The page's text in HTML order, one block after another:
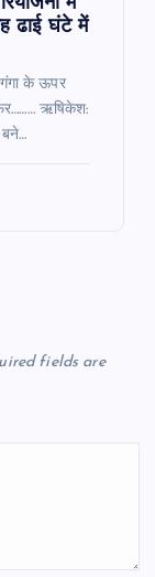
में
ढाई घंटे में
के ऊपर
ऋषिकेश:
बने…
fields are